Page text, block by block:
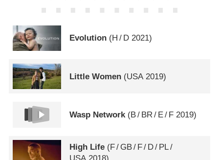
Evolution (H / D 2021)
Little Women (USA 2019)
Wasp Network (B/ BR / E/ F 2019)
High Life (F/ GB/ F/ D/ PL/